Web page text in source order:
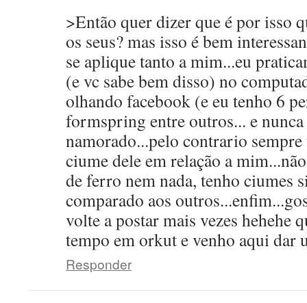
>Então quer dizer que é por isso
os seus? mas isso é bem
se aplique tanto a mim...eu
(e vc sabe bem disso) no
olhando facebook (e eu tenho 6
formspring entre outros... e
namorado...pelo contrario
ciume dele em relação a
de ferro nem nada, tenho ciumes
comparado aos
volte a postar mais vezes hehehe
tempo em orkut e venho aqui dar
Responder